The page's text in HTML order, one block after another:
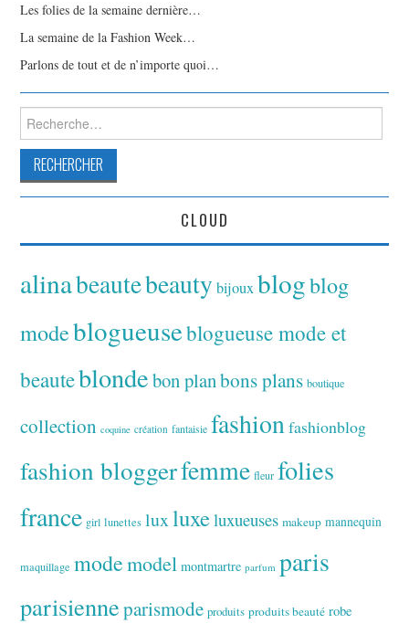
Les folies de la semaine dernière…
La semaine de la Fashion Week…
Parlons de tout et de n’importe quoi…
Rechercher :
CLOUD
alinabeautebeauty bijoux blogblog
modeblogueuseblogueuse mode et
beauteblondebon planbons plans boutique
collection coquine création fantaisie fashionfashionblog
fashion bloggerfemme fleur folies
france girl lunettes luxluxeluxueuses makeup mannequin
maquillage modemodel montmartre parfum paris
parisienneparismode produits produits beauté robe